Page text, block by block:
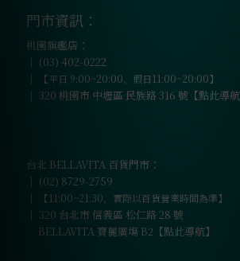
門市資訊：
桃園旗艦店：
｜ (03) 402-0222
｜
【平日 9:00~20:00、假日11:00~20:00】
｜ 320 桃園市 中壢區 民族路 316 號【點此導航
台北 BELLAVITA 百貨門市：
｜ (02) 8729-2759
｜
【11:00~21:30，實際以百貨營業時間為準】
｜ 320 台北市 信義區 松仁路 28 號
BELLAVITA 寶麗廣塲 B2【點此導航】